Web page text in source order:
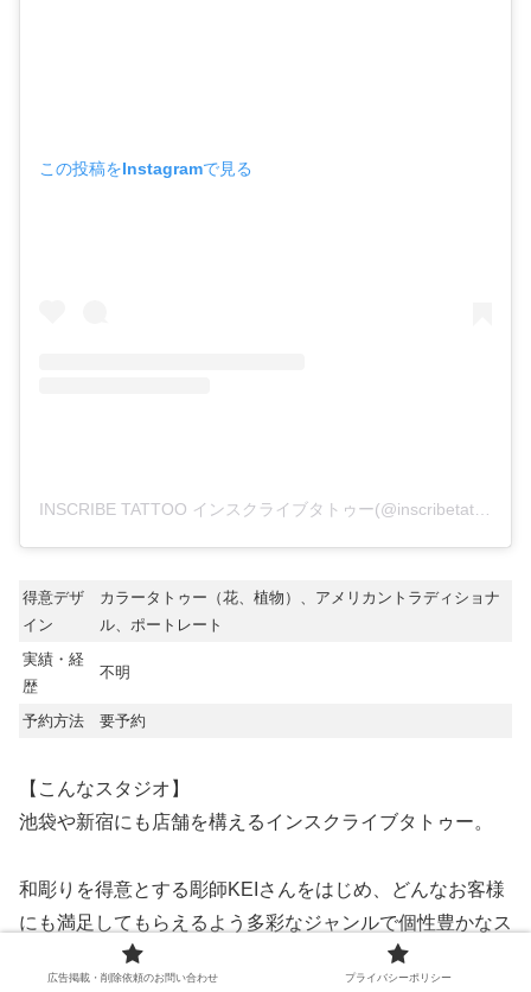
この投稿をInstagramで見る
得意デザ
イン
カラータトゥー（花、植物）、アメリカントラディショナ
ル、ポートレート
実績・経
歴
不明
予約方法 要予約
【こんなスタジオ】
池袋や新宿にも店舗を構えるインスクライブタトゥー。
和彫りを得意とする彫師KEIさんをはじめ、どんなお客様
にも満足してもらえるよう多彩なジャンルで個性豊かなス
タッフたちが在籍しています。
広告掲載・削除依頼のお問い合わせ プライバシーポリシー